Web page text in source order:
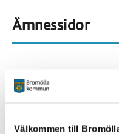
Välkommen till
Ämnessidor